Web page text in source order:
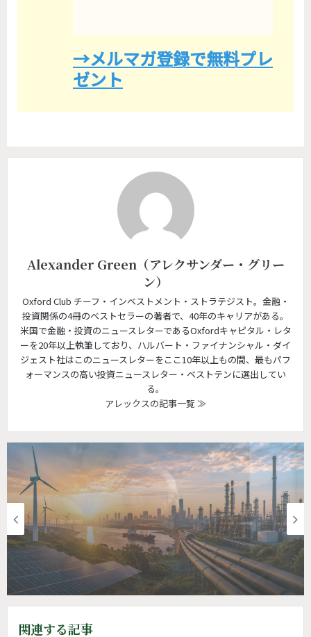
→メルマガ登録で無料プレ
ゼント
Alexander Green（アレクサンダー・グリー
ン）
Oxford Club チーフ・インベストメント・ストラテジスト。金融・
投資関係の4冊のベストセラーの著者で、40年のキャリアがある。
米国で金融・投資のニュースレターであるOxfordキャピタル・レタ
ーを20年以上執筆しており、ハルバート・ファイナンシャル・ダイ
ジェスト社はこのニュースレターをここ10年以上もの間、最もパフ
ォーマンスの高い投資ニュースレター・ベストテンに選出してい
る。
アレックスの記事一覧 ≫
投資情報
投資情報 | 配当投資家がAI以上に見逃せな
い業界とは
関連する記事